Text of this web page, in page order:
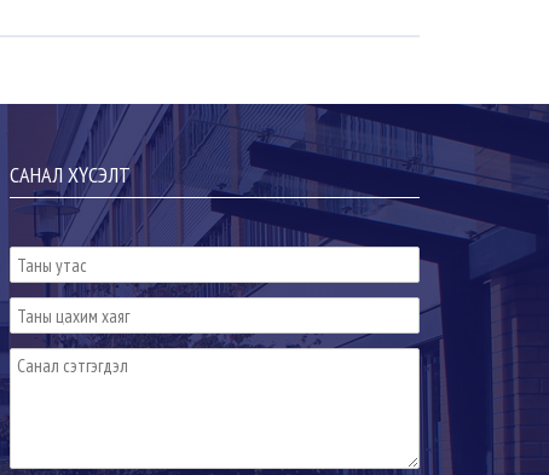
САНАЛ ХҮСЭЛТ